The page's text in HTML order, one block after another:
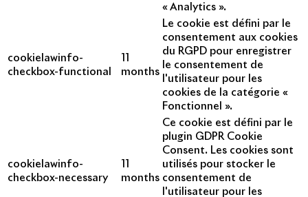
« Analytics ».
cookielawinfo-
checkbox-functional
months
Le cookie est défini par le
consentement aux cookies
du RGPD pour enregistrer
le consentement de
l'utilisateur pour les
cookies de la catégorie «
Fonctionnel ».
cookielawinfo-
checkbox-necessary
months
Ce cookie est défini par le
plugin GDPR Cookie
Consent. Les cookies sont
utilisés pour stocker le
consentement de
l'utilisateur pour les